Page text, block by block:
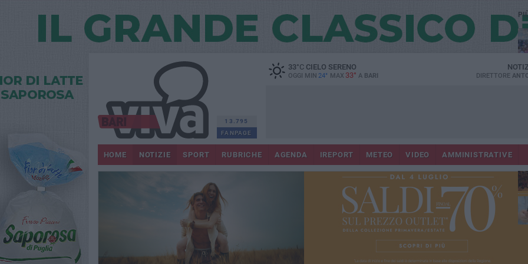
13.795
FANPAGE
33°CCIELO SERENO
OGGI MIN 24° MAX 33° A BARI DIRETTORE
HOME NOTIZIE SPORT RUBRICHE AGENDA IREPORT METEO VIDEO AMMINISTRATIVE